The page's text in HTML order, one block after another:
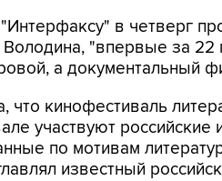
в четверг
Володина, "впервые за
а документальный
что кинофестиваль
участвуют
по мотивам
известный